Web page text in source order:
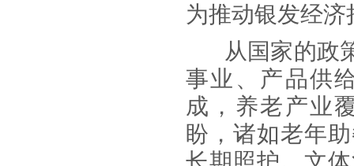
为推动银发经
从国家的政
事业、产品供
成，养老产业
盼，诸如老年